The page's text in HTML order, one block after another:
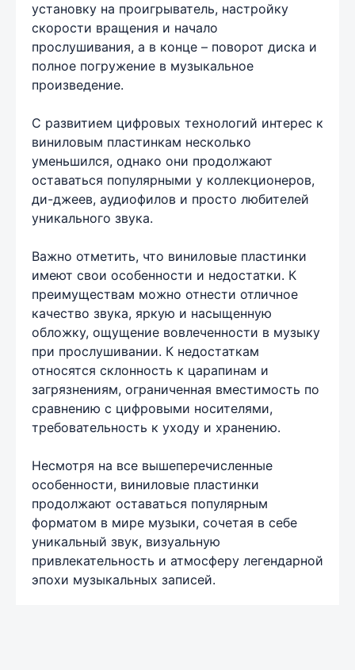
установку на проигрыватель, настройку
скорости вращения и начало
прослушивания, а в конце – поворот диска и
полное погружение в музыкальное
произведение.
С развитием цифровых технологий интерес к
виниловым пластинкам несколько
уменьшился, однако они продолжают
оставаться популярными у коллекционеров,
ди-джеев, аудиофилов и просто любителей
уникального звука.
Важно отметить, что виниловые пластинки
имеют свои особенности и недостатки. К
преимуществам можно отнести отличное
качество звука, яркую и насыщенную
обложку, ощущение вовлеченности в музыку
при прослушивании. К недостаткам
относятся склонность к царапинам и
загрязнениям, ограниченная вместимость по
сравнению с цифровыми носителями,
требовательность к уходу и хранению.
Несмотря на все вышеперечисленные
особенности, виниловые пластинки
продолжают оставаться популярным
форматом в мире музыки, сочетая в себе
уникальный звук, визуальную
привлекательность и атмосферу легендарной
эпохи музыкальных записей.